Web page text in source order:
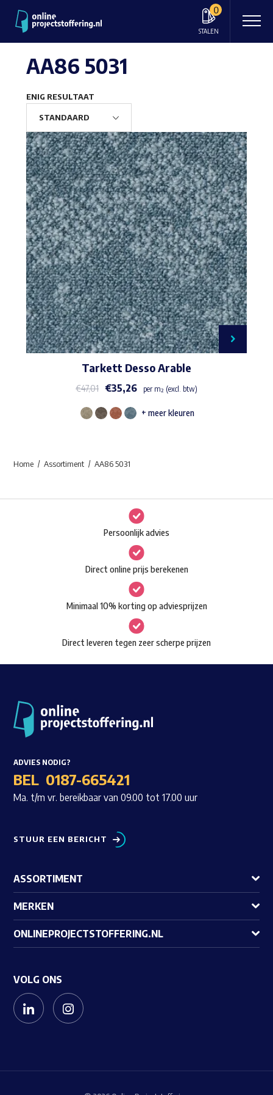
0
STALEN
Waar ben je naar op zoek?
AA86 5031
ENIG RESULTAAT
Tarkett Desso Arable
€47,01 €35,26 per m² (excl. btw)
Dit
Deze
optie
kan
gekozen
worden
op
de
productpagina
+ meer kleuren
Home Assortiment AA86 5031
Persoonlijk advies
Direct online prijs berekenen
Minimaal 10% korting op adviesprijzen
Direct leveren tegen zeer scherpe prijzen
ADVIES NODIG?
BEL 0187-665421
Ma. t/m vr. bereikbaar van 09.00 tot 17.00 uur
STUUR EEN BERICHT
ASSORTIMENT
MERKEN
ONLINEPROJECTSTOFFERING.NL
VOLG ONS